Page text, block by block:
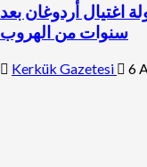
اغتيال أردوغان بعد
سنوات من الهروب
Kerkük Gazetesi 6